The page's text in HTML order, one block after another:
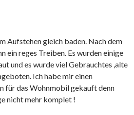
Aufstehen gleich baden. Nach dem
ein reges Treiben. Es wurden einige
und es wurde viel Gebrauchtes ,alte
Ich habe mir einen
für das Wohnmobil gekauft denn
nicht mehr komplet !